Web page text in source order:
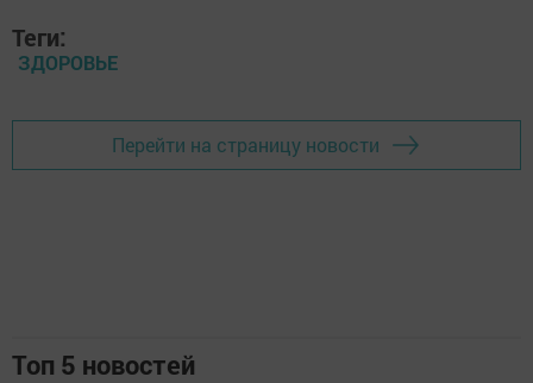
Теги:
ЗДОРОВЬЕ
Перейти на страницу новости
Топ 5 новостей